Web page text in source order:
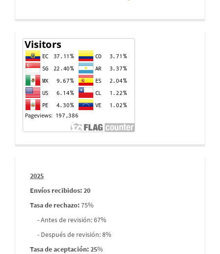
Contador
de
visitas
envios
2025
Envíos recibidos: 20
Tasa de rechazo:75%
- Antes de revisión: 67%
- Después de revisión: 8%
Tasa de aceptación: 25%